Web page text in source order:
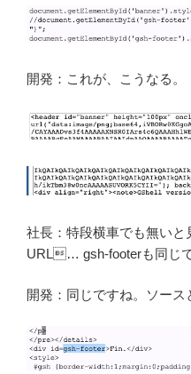
開発：これが、こうなる。
社長：特段横車でも無い
URL… gsh-footerも同じ
開発：同じですね。ソース